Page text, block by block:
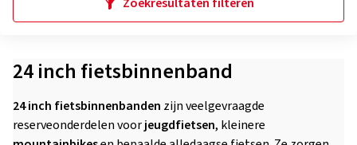
24 inch fietsbinnenband
24 inch fietsbinnenbanden zijn veelgevraagde
reserveonderdelen voorjeugdfietsen, kleinere